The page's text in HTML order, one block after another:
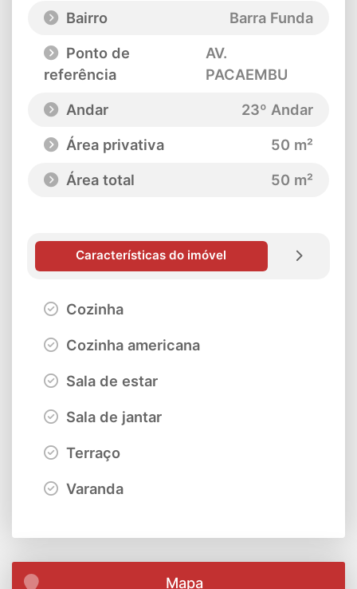
Bairro
Barra Funda
Ponto de
referência
AV.
PACAEMBU
Andar
23º Andar
Área privativa
50 m²
Área total
50 m²
Características do imóvel
Cozinha
Cozinha americana
Sala de estar
Sala de jantar
Terraço
Varanda
Mapa